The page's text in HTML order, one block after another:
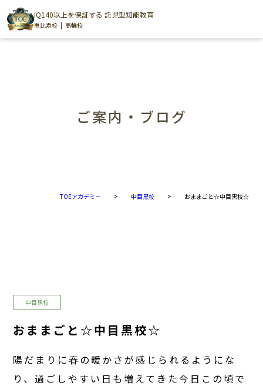
IQ140以上を保証する 託児型知能教育
恵比寿校 高輪校
ご案内・ブログ
TOEアカデミー > 中目黒校 > おままごと☆中目黒校☆
中目黒校
おままごと☆中目黒校☆
陽だまりに春の暖かさが感じられるようにな
り、過ごしやすい日も増えてきた今日この頃で